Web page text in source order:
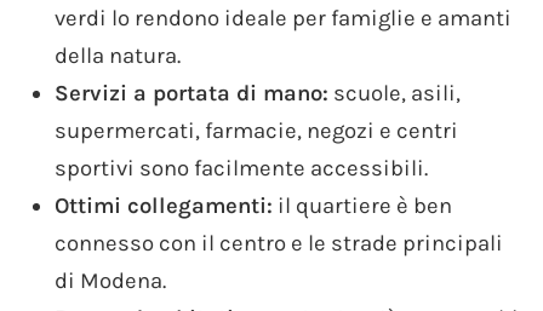
verdi lo rendono ideale per famiglie e amanti
della natura.
Servizi a portata di mano: scuole, asili,
supermercati, farmacie, negozi e centri
sportivi sono facilmente accessibili.
Ottimi collegamenti: il quartiere è ben
connesso con il centro e le strade principali
di Modena.